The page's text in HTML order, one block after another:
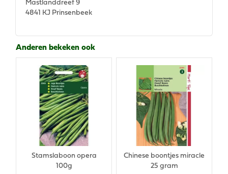
Mastlanddreef 9
4841 KJ Prinsenbeek
Anderen bekeken ook
Stamslaboon opera
100g
Chinese boontjes miracle
25 gram